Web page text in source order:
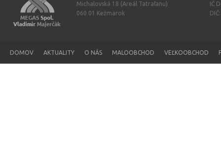
Michalovská 18 (Areál Tatraľanu)
060 01 Kežmarok
IČ
DOMOV AKTUALITY O NÁS MALOOBCHOD VEĽKOOBCHOD